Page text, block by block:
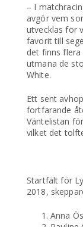
– I
avgör vem
utvecklas för
favorit till
det finns
utmana de
White.
Ett sent
fortfarande
Väntelistan
vilket det
Startfält för
2018,
Anna